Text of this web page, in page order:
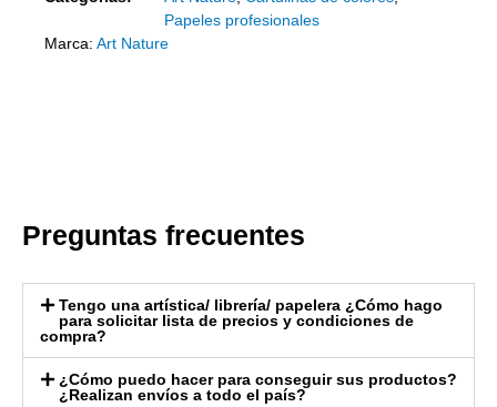
Papeles profesionales
Marca: Art Nature
Preguntas frecuentes
Tengo una artística/ librería/ papelera ¿Cómo hago
para solicitar lista de precios y condiciones de
compra?
¿Cómo puedo hacer para conseguir sus productos?
¿Realizan envíos a todo el país?